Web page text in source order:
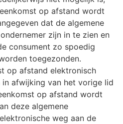
op afstand wordt
dat de algemene
zijn in te zien en
consument zo spoedig
toegezonden.
op afstand elektronisch
afwijking van het vorige lid
op afstand wordt
deze algemene
weg aan de